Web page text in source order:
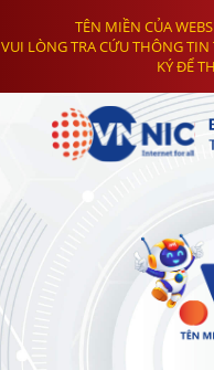
TÊN MIỀN CỦA
VUI LÒNG TRA CỨU THÔNG TIN
KÝ ĐỂ